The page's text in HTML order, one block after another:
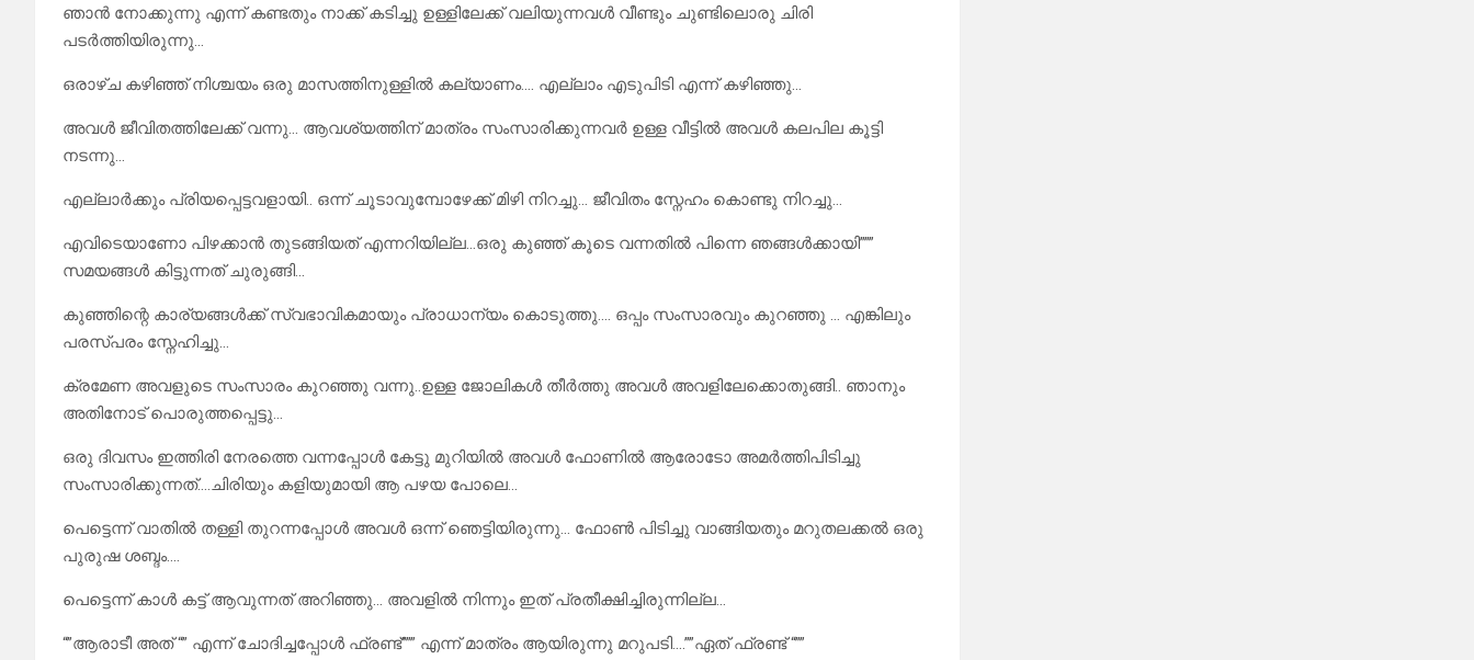
ഞാൻ നോക്കുന്നു എന്ന് കണ്ടതും നാക്ക് കടിച്ചു ഉള്ളിലേക്ക് വലിയുന്നവൾ വീണ്ടും ചുണ്ടിലൊരു ചിരി
പടർത്തിയിരുന്നു…
ഒരാഴ്ച കഴിഞ്ഞ് നിശ്ചയം ഒരു മാസത്തിനുള്ളിൽ കല്യാണം…. എല്ലാം എടുപിടി എന്ന് കഴിഞ്ഞു…
അവൾ ജീവിതത്തിലേക്ക് വന്നു… ആവശ്യത്തിന് മാത്രം സംസാരിക്കുന്നവർ ഉള്ള വീട്ടിൽ അവൾ കലപില കൂട്ടി
നടന്നു…
എല്ലാർക്കും പ്രിയപ്പെട്ടവളായി.. ഒന്ന് ചൂടാവുമ്പോഴേക്ക് മിഴി നിറച്ചു… ജീവിതം സ്നേഹം കൊണ്ടു നിറച്ചു…
എവിടെയാണോ പിഴക്കാൻ തുടങ്ങിയത് എന്നറിയില്ല…ഒരു കുഞ്ഞ് കൂടെ വന്നതിൽ പിന്നെ ഞങ്ങൾക്കായി”””
സമയങ്ങൾ കിട്ടുന്നത് ചുരുങ്ങി…
കുഞ്ഞിന്റെ കാര്യങ്ങൾക്ക് സ്വഭാവികമായും പ്രാധാന്യം കൊടുത്തു…. ഒപ്പം സംസാരവും കുറഞ്ഞു … എങ്കിലും
പരസ്പരം സ്നേഹിച്ചു…
ക്രമേണ അവളുടെ സംസാരം കുറഞ്ഞു വന്നു..ഉള്ള ജോലികൾ തീർത്തു അവൾ അവളിലേക്കൊതുങ്ങി.. ഞാനും
അതിനോട് പൊരുത്തപ്പെട്ടു…
ഒരു ദിവസം ഇത്തിരി നേരത്തെ വന്നപ്പോൾ കേട്ടു മുറിയിൽ അവൾ ഫോണിൽ ആരോടോ അമർത്തിപിടിച്ചു
സംസാരിക്കുന്നത്….ചിരിയും കളിയുമായി ആ പഴയ പോലെ…
പെട്ടെന്ന് വാതിൽ തള്ളി തുറന്നപ്പോൾ അവൾ ഒന്ന് ഞെട്ടിയിരുന്നു… ഫോൺ പിടിച്ചു വാങ്ങിയതും മറുതലക്കൽ ഒരു
പുരുഷ ശബ്ദം….
പെട്ടെന്ന് കാൾ കട്ട്‌ ആവുന്നത് അറിഞ്ഞു… അവളിൽ നിന്നും ഇത് പ്രതീക്ഷിച്ചിരുന്നില്ല…
“”ആരാടീ അത് “” എന്ന് ചോദിച്ചപ്പോൾ ഫ്രണ്ട്””” എന്ന് മാത്രം ആയിരുന്നു മറുപടി….””ഏത് ഫ്രണ്ട് “””